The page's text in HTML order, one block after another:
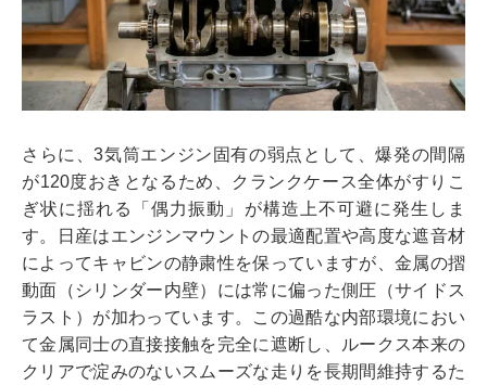
さらに、3気筒エンジン固有の弱点として、爆発の間隔
が120度おきとなるため、クランクケース全体がすりこ
ぎ状に揺れる「偶力振動」が構造上不可避に発生しま
す。日産はエンジンマウントの最適配置や高度な遮音材
によってキャビンの静粛性を保っていますが、金属の摺
動面（シリンダー内壁）には常に偏った側圧（サイドス
ラスト）が加わっています。この過酷な内部環境におい
て金属同士の直接接触を完全に遮断し、ルークス本来の
クリアで淀みのないスムーズな走りを長期間維持するた